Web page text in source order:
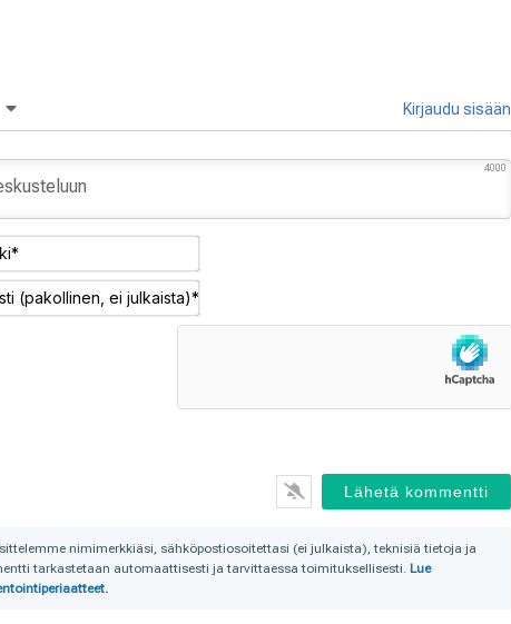
Kirjaudu sisään
4000
Nimimerkki*
Sähköposti
(pakollinen,
nimimerkkiäsi, sähköpostiosoitettasi (ei julkaista), teknisiä tietoja ja
tarkastetaan automaattisesti ja tarvittaessa toimituksellisesti.Lue